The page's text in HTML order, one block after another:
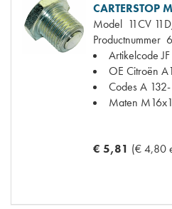
CARTERSTOP
Model 11CV
Productnummer
Artikelcode JF
OE Citroën
CodesA
Maten
€ 5,81 (€ 4,80